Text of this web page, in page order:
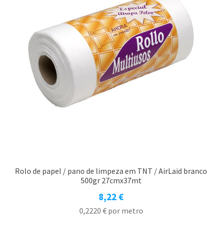
Rolo de papel / pano de limpeza em TNT / AirLaid branco
500gr 27cmx37mt
8,22 €
0,2220 €por metro